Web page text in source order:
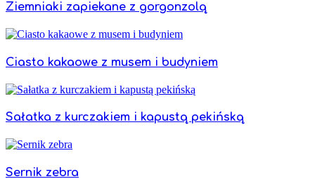
Ziemniaki zapiekane z gorgonzolą
Ciasto kakaowe z musem i budyniem
Sałatka z kurczakiem i kapustą pekińską
Sernik zebra